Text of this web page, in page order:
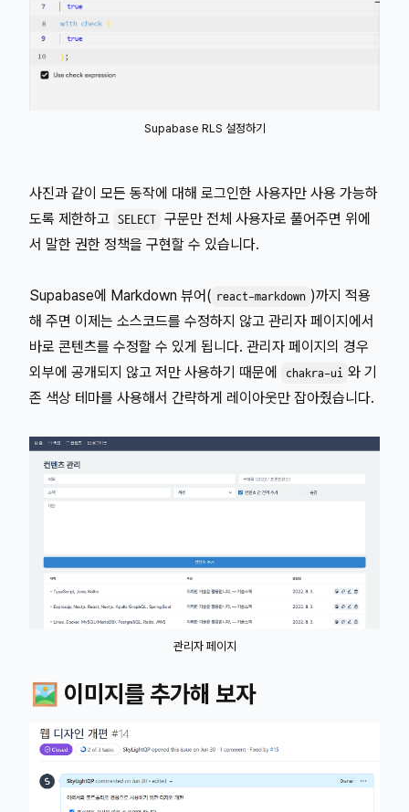
Supabase RLS 설정하기
사진과 같이 모든 동작에 대해 로그인한 사용자만 사용 가능하
도록 제한하고 SELECT 구문만 전체 사용자로 풀어주면 위에
서 말한 권한 정책을 구현할 수 있습니다.
Supabase에 Markdown 뷰어( react-markdown )까지 적용
해 주면 이제는 소스코드를 수정하지 않고 관리자 페이지에서
바로 콘텐츠를 수정할 수 있게 됩니다. 관리자 페이지의 경우
외부에 공개되지 않고 저만 사용하기 때문에
chakra-ui 와 기
존 색상 테마를 사용해서 간략하게 레이아웃만 잡아줬습니다.
관리자 페이지
🖼️ 이미지를 추가해 보자